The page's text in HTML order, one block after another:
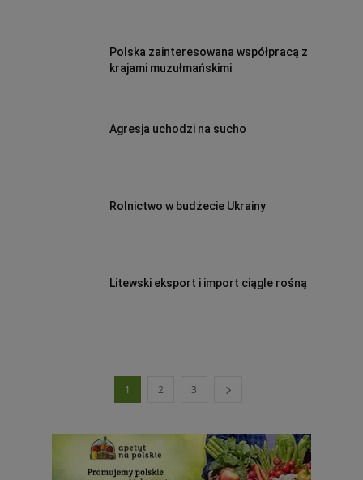
Polska zainteresowana współpracą z
krajami muzułmańskimi
Agresja uchodzi na sucho
Rolnictwo w budżecie Ukrainy
Litewski eksport i import ciągle rośną
1 2 3